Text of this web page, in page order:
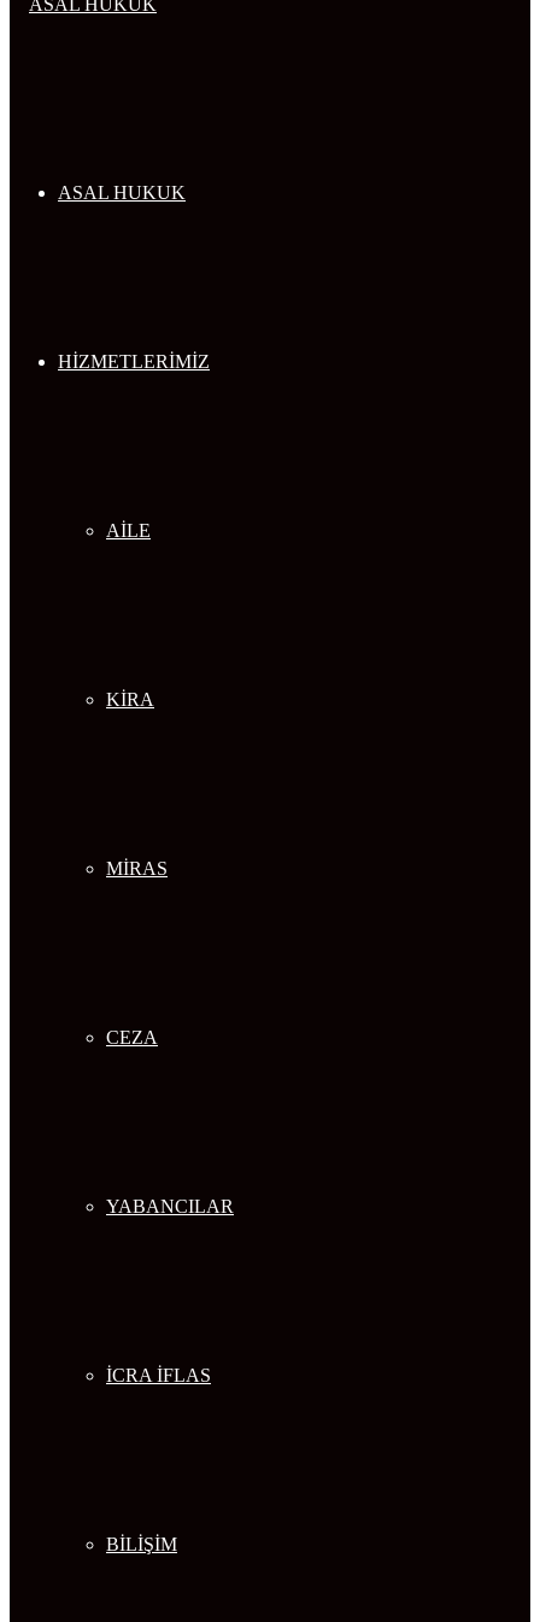
ASAL HUKUK
HİZMETLERİMİZ
AİLE
KİRA
MİRAS
CEZA
YABANCILAR
İCRA İFLAS
BİLİŞİM